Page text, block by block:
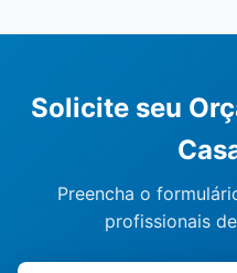
Solicite seu
Preencha o
profissionais